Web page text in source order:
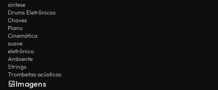
síntese
Drums Eletrônicos
Chaves
Piano
Cinemática
suave
eletrônico
Ambiente
Strings
Trombetas acústicas
Imagens